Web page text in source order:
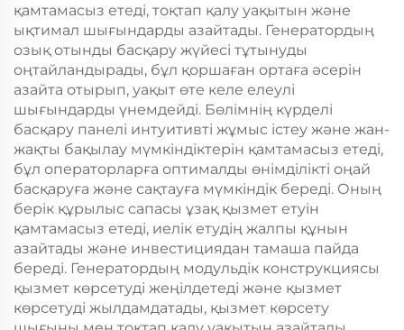
қамтамасыз етеді, тоқтап қалу уақытын және
ықтимал шығындарды азайтады. Генератордың
озық отынды басқару жүйесі тұтынуды
оңтайландырады, бұл қоршаған ортаға әсерін
азайта отырып, уақыт өте келе елеулі
шығындарды үнемдейді. Бөлiмнiң күрделі
басқару панелі интуитивті жұмыс істеу және жан-
жақты бақылау мүмкіндіктерін қамтамасыз етеді,
бұл операторларға оптималды өнімділікті оңай
басқаруға және сақтауға мүмкіндік береді. Оның
берік құрылыс сапасы ұзақ қызмет етуін
қамтамасыз етеді, иелік етудің жалпы құнын
азайтады және инвестициядан тамаша пайда
береді. Генератордың модульдік конструкциясы
қызмет көрсетуді жеңілдетеді және қызмет
көрсетуді жылдамдатады, қызмет көрсету